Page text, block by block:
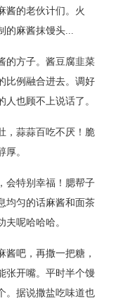
酱的老伙计们。火
的麻酱抹馒头...
的方子。酱豆腐韭菜
比例融合进去。调好
也顾不上说话了。
，蒜蒜百吃不厌！脆
。
会特别幸福！腮帮子
均匀的话麻酱和面茶
呢哈哈哈。
吧，再撒一把糖，
张开嘴。平时半个馒
。据说撒盐吃味道也